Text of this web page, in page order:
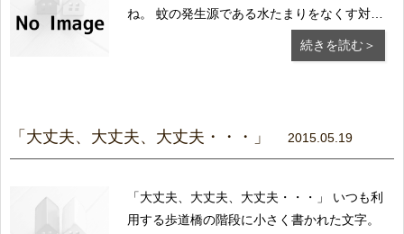
ね。 蚊の発生源である水たまりをなくす対策
が基本と なるようですが、一体どこから飛ん
でくるのでしょう？ 耐えがたいあの痒
着ている...
続きを読む＞
「大丈夫、大丈夫、大丈夫・・・」 2015.05.19
「大丈夫、大丈夫、大丈夫・・・」 いつも利
用する歩道橋の階段に小さく書かれた文字。